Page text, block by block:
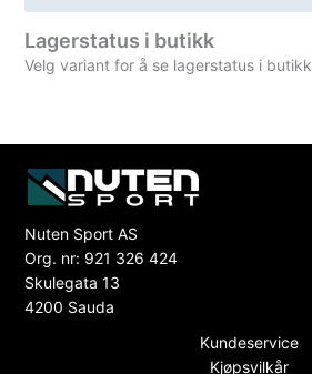
Lagerstatus i butikk
Velg variant for å se lagerstatus i butikk
Nuten Sport AS
Org. nr: 921 326 424
Skulegata 13
4200 Sauda
Kundeservice
Kjøpsvilkår